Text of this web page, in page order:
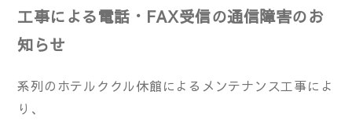
工事による電話・FAX受信の通信障害のお
知らせ
系列のホテルククル休館によるメンテナンス工事によ
り、